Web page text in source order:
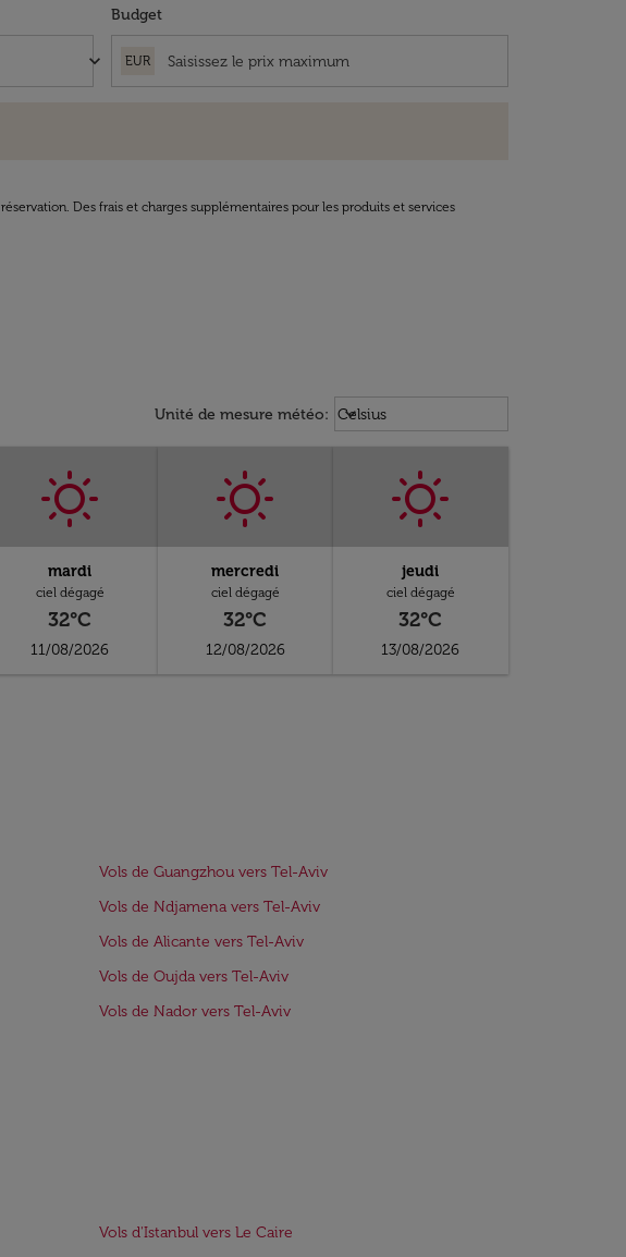
keyboard_arrow_down
Budget
EUR
Des frais et charges supplémentaires pour les produits et services
Unité de mesure météo: Weather unit option Celsius
Celsius
keyboard_arrow_down
mardi
ciel dégagé
32°C
11/08/2026
mercredi
ciel dégagé
32°C
12/08/2026
jeudi
ciel dégagé
32°C
13/08/2026
Vols de Guangzhou vers Tel-Aviv
Vols de Ndjamena vers Tel-Aviv
Vols de Alicante vers Tel-Aviv
Vols de Oujda vers Tel-Aviv
Vols de Nador vers Tel-Aviv
Vols d'Istanbul vers Le Caire